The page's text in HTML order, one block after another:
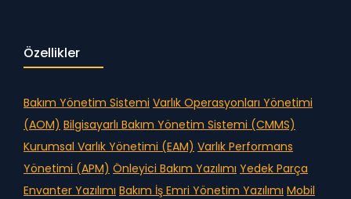
Özellikler
Bakım Yönetim Sistemi Varlık Operasyonları Yönetimi
(AOM) Bilgisayarlı Bakım Yönetim Sistemi (CMMS)
Kurumsal Varlık Yönetimi (EAM) Varlık Performans
Yönetimi (APM) Önleyici Bakım Yazılımı Yedek Parça
Envanter Yazılımı Bakım İş Emri Yönetim Yazılımı Mobil